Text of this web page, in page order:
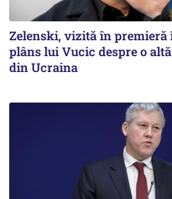
Zelenski, vizită în premieră
plâns lui Vucic despre o
din Ucraina